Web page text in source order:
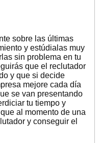
sobre las últimas
y estúdialas muy
sin problema en tu
que el reclutador
y que si decide
mejore cada día
se van presentando
tu tiempo y
al momento de una
y conseguir el